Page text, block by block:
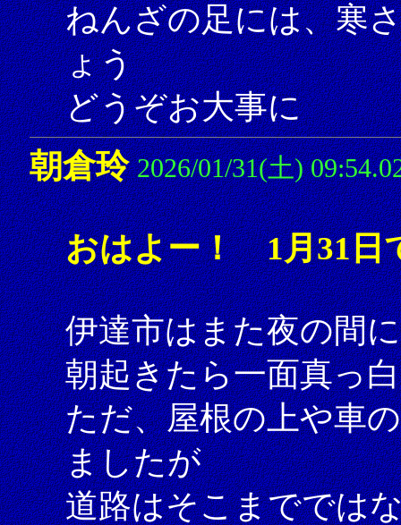
ねんざの足には、寒
ょう
どうぞお大事に
朝倉玲 2026/01/31(土)
おはよー！ 1月31日
伊達市はまた夜の間
朝起きたら一面真っ
ただ、屋根の上や車
ましたが
道路はそこまででは